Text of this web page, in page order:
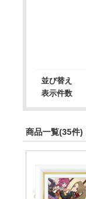
並び替え
表示件数
商品一覧(35件)